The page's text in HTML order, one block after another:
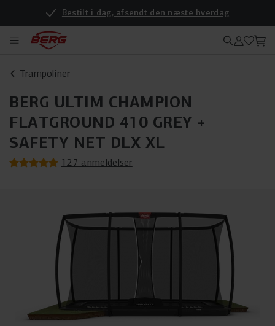
Bestilt i dag, afsendt den næste hverdag
Trampoliner
BERG ULTIM CHAMPION
FLATGROUND 410 GREY +
SAFETY NET DLX XL
127 anmeldelser